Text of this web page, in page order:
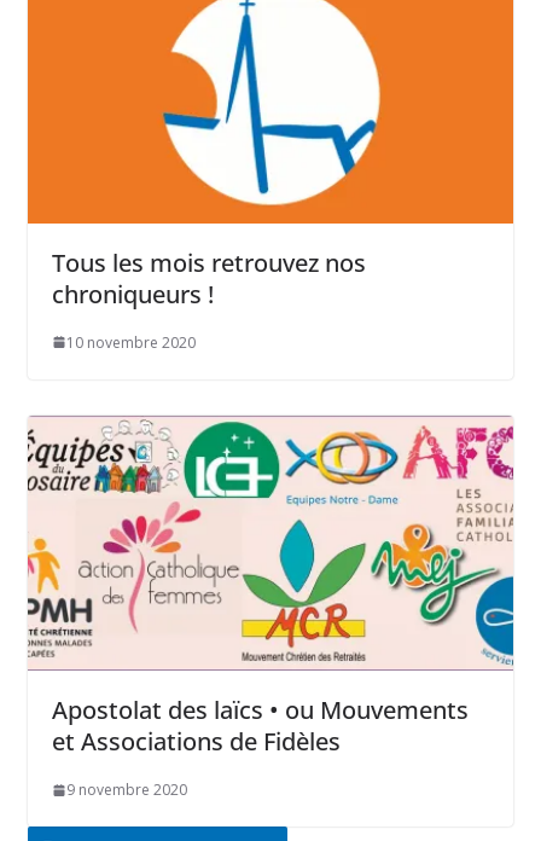
Tous les mois retrouvez nos
chroniqueurs !
10 novembre 2020
Apostolat des laïcs • ou Mouvements
et Associations de Fidèles
9 novembre 2020